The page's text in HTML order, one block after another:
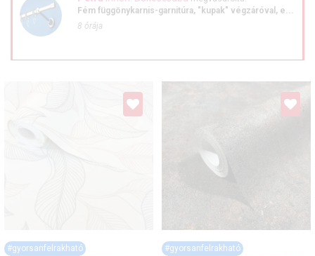
Fém függönykarnis-garnitúra, "kupak" végzáróval, e...
8 órája
#gyorsanfelrakható #gyorsanfelrakható